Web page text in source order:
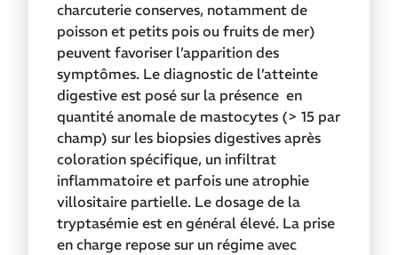
charcuterie conserves, notamment de
poisson et petits pois ou fruits de mer)
peuvent favoriser l’apparition des
symptômes. Le diagnostic de l’atteinte
digestive est posé sur la présence en
quantité anomale de mastocytes (> 15 par
champ) sur les biopsies digestives après
coloration spécifique, un infiltrat
inflammatoire et parfois une atrophie
villositaire partielle. Le dosage de la
tryptasémie est en général élevé. La prise
en charge repose sur un régime avec